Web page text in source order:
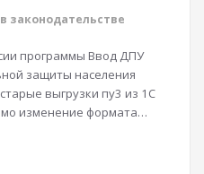
законодательстве
программы Ввод ДПУ
защиты населения
выгрузки пу3 из 1С
изменение формата…